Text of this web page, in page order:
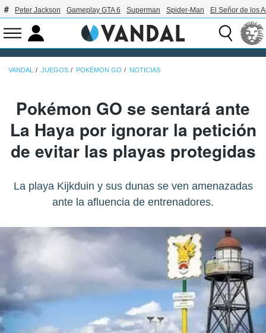
Peter Jackson Gameplay GTA 6 Superman Spider-Man El Señor de los
VANDAL JUEGOS POKÉMON GO NOTICIAS
Pokémon GO se sentará ante
La Haya por ignorar la petición
de evitar las playas protegidas
La playa Kijkduin y sus dunas se ven amenazadas
ante la afluencia de entrenadores.